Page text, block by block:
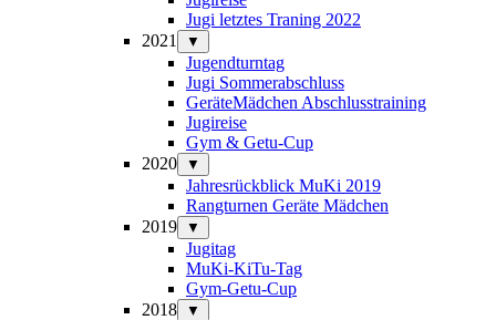
Jugi letztes Traning 2022
2021
▼
Jugendturntag
Jugi Sommerabschluss
GeräteMädchen Abschlusstraining
Jugireise
Gym & Getu-Cup
2020
▼
Jahresrückblick MuKi 2019
Rangturnen Geräte Mädchen
2019
▼
Jugitag
MuKi-KiTu-Tag
Gym-Getu-Cup
2018
▼